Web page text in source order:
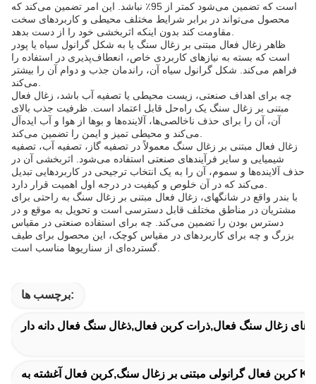
است که تضمین می‌شود کمتر از 95٪ نباشد. این امر تضمین می‌کند که
محصول می‌تواند در برابر شرایط مختلف محیطی و کاربردهای سخت
ظاهر زغال فعال مبتنی بر زغال سنگ یا به شکل گرانول سیاه یا پودر
است که بسته به نیازهای کاربردی خاص، انعطاف‌پذیری در استفاده را
فراهم می‌کند. شکل گرانول سیاه آن، راندمان جذب و دوام آن را بیشتر
چه برای اهداف صنعتی، زیست محیطی یا تصفیه آب باشد، زغال فعال
مبتنی بر زغال سنگ یک راه‌حل قابل اعتماد است. ظرفیت جذب بالای
آن، آن را برای حذف ناخالصی‌ها، آلاینده‌ها و بوها از هوا و آب ایده‌آل
زغال فعال مبتنی بر زغال سنگ معمولاً در تصفیه گاز، تصفیه آب، تصفیه
شیمیایی و سایر فرآیندهای صنعتی استفاده می‌شود. اثربخشی آن در
حذف آلاینده‌ها و سموم، آن را به یک انتخاب ترجیحی در کاربردهایی تبدیل
با بندر واقع در شانگهای، زغال فعال مبتنی بر زغال سنگ به راحتی برای
مشتریان در مناطق مختلف قابل دسترسی است و تحویل به موقع و در
دسترس بودن را تضمین می‌کند. چه برای استفاده صنعتی در مقیاس
بزرگ و چه برای کاربردهای در مقیاس کوچک، این محصول برای طیف
برچسب ها:
های زغال سنگ فعال,ذرات کربن فعال,ذغال سنگ فعال دانه دار